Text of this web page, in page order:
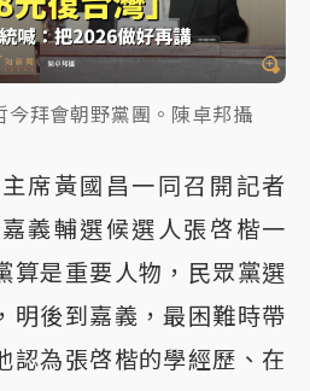
今拜會朝野黨團。陳卓邦攝
席黃國昌一同召開記者
義輔選候選人張啓楷一
算是重要人物，民眾黨選
明後到嘉義，最困難時帶
認為張啓楷的學經歷、在